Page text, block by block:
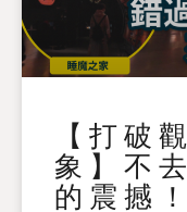
【打破
象】不
的震撼